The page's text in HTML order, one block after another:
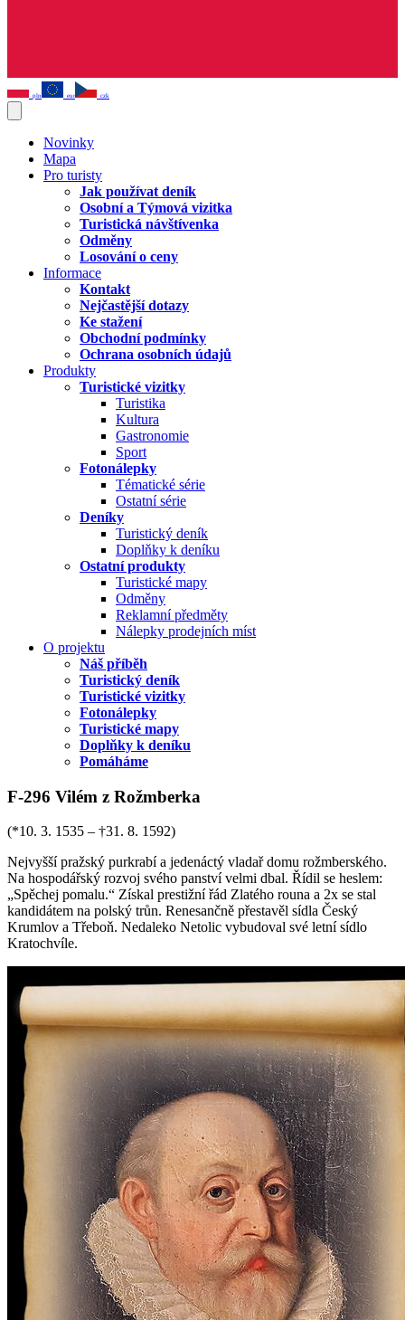
pln eur czk
Novinky
Mapa
Pro turisty
Jak používat deník
Osobní a Týmová vizitka
Turistická návštívenka
Odměny
Losování o ceny
Informace
Kontakt
Nejčastější dotazy
Ke stažení
Obchodní podmínky
Ochrana osobních údajů
Produkty
Turistické vizitky
Turistika
Kultura
Gastronomie
Sport
Fotonálepky
Tématické série
Ostatní série
Deníky
Turistický deník
Doplňky k deníku
Ostatní produkty
Turistické mapy
Odměny
Reklamní předměty
Nálepky prodejních míst
O projektu
Náš příběh
Turistický deník
Turistické vizitky
Fotonálepky
Turistické mapy
Doplňky k deníku
Pomáháme
F-296 Vilém z Rožmberka
(*10. 3. 1535 – †31. 8. 1592)
Nejvyšší pražský purkrabí a jedenáctý vladař domu rožmberského.
Na hospodářský rozvoj svého panství velmi dbal. Řídil se heslem:
„Spěchej pomalu.“ Získal prestižní řád Zlatého rouna a 2x se stal
kandidátem na polský trůn. Renesančně přestavěl sídla Český
Krumlov a Třeboň. Nedaleko Netolic vybudoval své letní sídlo
Kratochvíle.